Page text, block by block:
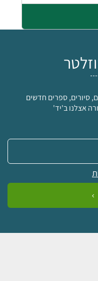
סיורים, ספרים חדשים
אצלנו ב'יד'